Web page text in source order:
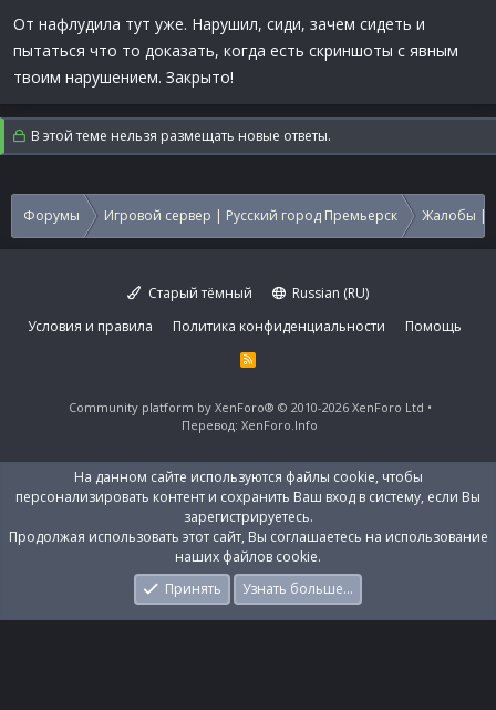
От нафлудила тут уже. Нарушил, сиди, зачем сидеть и
пытаться что то доказать, когда есть скриншоты с явным
твоим нарушением. Закрыто!
В этой теме нельзя размещать новые ответы.
Форумы Игровой сервер | Русский город Премьерск Жалобы |
Старый тёмный
Russian (RU)
Условия и правила
Политика конфиденциальности Помощь
R
S
Community platform by XenForo® © 2010-2026 XenForo Ltd
Перевод: XenForo.Info
На данном сайте используются файлы cookie, чтобы
персонализировать контент и сохранить Ваш вход в систему, если Вы
зарегистрируетесь.
Продолжая использовать этот сайт, Вы соглашаетесь на использование
наших файлов cookie.
Принять
Узнать больше…